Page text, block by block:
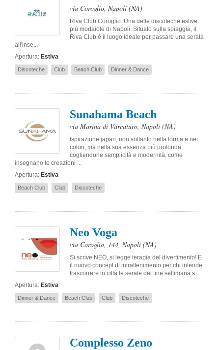
via Coroglio, Napoli (NA)
Riva Club Coroglio: Una delle discoteche estive
più modaiole di Napoli. Situato sulla spiaggia, il
Riva Club è il luogo ideale per passare una serata
all'inse...
Apertura: Estiva
Discoteche Club Beach Club Dinner & Dance
Sunahama Beach
via Marina di Varcaturo, Napoli (NA)
Ispirazione japan, non soltanto nella forma e nei
colori, ma nella sua essenza più profonda,
cogliendone semplicità e modernità, come
insegnano le creazioni ...
Apertura: Estiva
Beach Club Club Discoteche
Neo Voga
via Coroglio, 144, Napoli (NA)
Si scrive NEO, si legge terapia del divertimento! E
il nuovo concept di intrattenimento per chi intende
trascorrere in città le serate del fine settimana s...
Apertura: Estiva
Dinner & Dance Beach Club Club Discoteche
Complesso Zeno